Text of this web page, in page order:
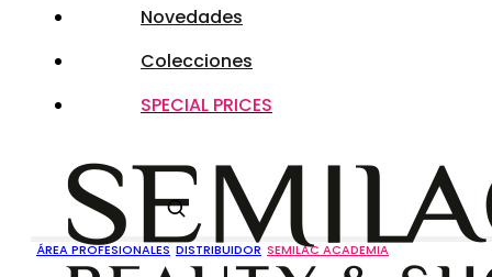
Novedades
Colecciones
SPECIAL PRICES
ÁREA PROFESIONALES DISTRIBUIDOR SEMILAC ACADEMIA